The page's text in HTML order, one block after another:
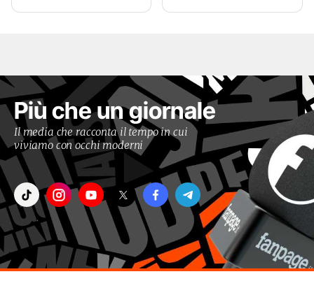
Più che un giornale
Il media che racconta il tempo in cui
viviamo con occhi moderni